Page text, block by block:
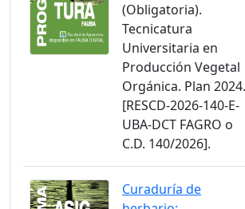
(Obligatoria).
Tecnicatura
Universitaria en
Producción Vegetal
Orgánica. Plan 2024.
[RESCD-2026-140-E-
UBA-DCT FAGRO o
C.D. 140/2026].
Curaduría de